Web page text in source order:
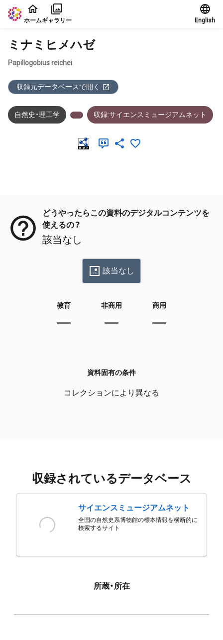
本文に飛ぶ
ホームギャラリー English
ミナミヒメハゼ
Papillogobius reichei
収録元データベースで開く
自然史・理工学 収録:サイエンスミュージアムネット
どうやったらこの資料のデジタルコンテンツを
使えるの？
該当なし
該当なし
教育 非商用 商用
資料固有の条件
コレクションにより異なる
収録されているデータベース
サイエンスミュージアムネット
全国の自然史系博物館の標本情報を横断的に
検索するサイト
所蔵・所在